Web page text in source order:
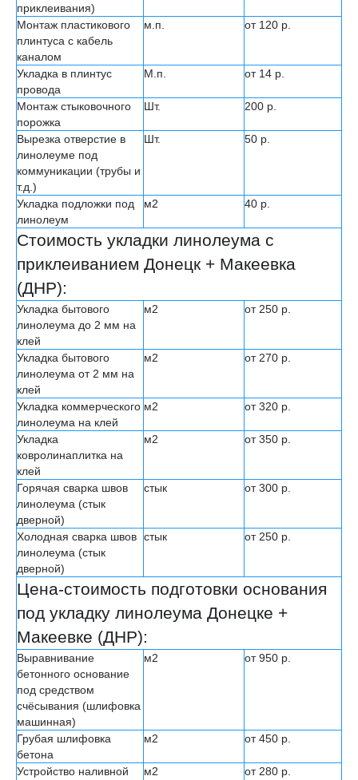
приклеивания)
Монтаж пластикового
плинтуса с кабель
каналом
м.п. от 120 р.
Укладка в плинтус
провода
М.п. от 14 р.
Монтаж стыковочного
порожка
Шт. 200 р.
Вырезка отверстие в
линолеуме под
коммуникации (трубы и
т.д.)
Шт. 50 р.
Укладка подложки под
линолеум
м2 40 р.
Стоимость укладки линолеума с
приклеиванием Донецк + Макеевка
(ДНР):
Укладка бытового
линолеума до 2 мм на
клей
м2 от 250 р.
Укладка бытового
линолеума от 2 мм на
клей
м2 от 270 р.
Укладка коммерческого
линолеума на клей
м2 от 320 р.
Укладка
ковролинаплитка на
клей
м2 от 350 р.
Горячая сварка швов
линолеума (стык
дверной)
стык от 300 р.
Холодная сварка швов
линолеума (стык
дверной)
стык от 250 р.
Цена-стоимость подготовки основания
под укладку линолеума Донецке +
Макеевке (ДНР):
Выравнивание
бетонного основание
под средством
счёсывания (шлифовка
машинная)
м2 от 950 р.
Грубая шлифовка
бетона
м2 от 450 р.
Устройство наливной
м2 от 280 р.